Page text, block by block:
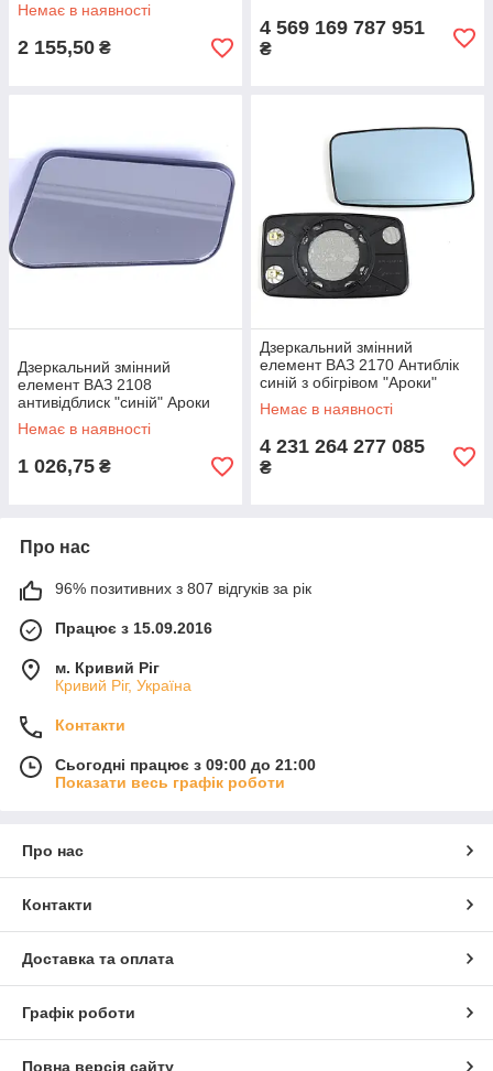
Немає в наявності
2 155,50 ₴
4 569 169 787 951
₴
Дзеркальний змінний
елемент ВАЗ 2108
антивідблиск "синій" Ароки
(2шт)
Немає в наявності
1 026,75 ₴
Дзеркальний змінний
елемент ВАЗ 2170 Антиблік
синій з обігрівом "Ароки"
(2шт)
Немає в наявності
4 231 264 277 085
₴
Про нас
96% позитивних з 807 відгуків за рік
Працює з 15.09.2016
м. Кривий Ріг
Кривий Ріг, Україна
Контакти
Сьогодні працює з 09:00 до 21:00
Показати весь графік роботи
Про нас
Контакти
Доставка та оплата
Графік роботи
Повна версія сайту